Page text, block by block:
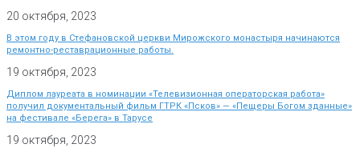
20 октября, 2023
В этом году в Стефановской церкви Мирожского монастыря начинаются
ремонтно-реставрационные работы.
19 октября, 2023
Диплом лауреата в номинации «Телевизионная операторская работа»
получил документальный фильм ГТРК «Псков» — «Пещеры Богом зданные»
на фестивале «Берега» в Тарусе
19 октября, 2023